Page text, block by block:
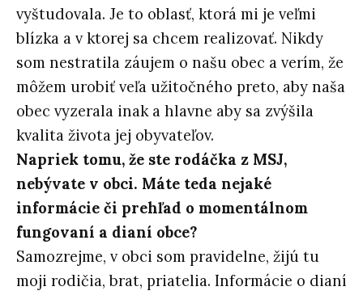
vyštudovala. Je to oblasť, ktorá mi je veľmi
blízka a v ktorej sa chcem realizovať. Nikdy
som nestratila záujem o našu obec a verím, že
môžem urobiť veľa užitočného preto, aby naša
obec vyzerala inak a hlavne aby sa zvýšila
kvalita života jej obyvateľov.
Napriek tomu, že ste rodáčka z MSJ,
nebývate v obci. Máte teda nejaké
informácie či prehľad o momentálnom
fungovaní a dianí obce?
Samozrejme, v obci som pravidelne, žijú tu
moji rodičia, brat, priatelia. Informácie o dianí